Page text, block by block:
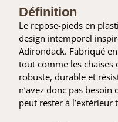
Définition
Le repose-pieds en
design intemporel
Adirondack. Fabriqué
tout comme les chaises
robuste, durable et
n’avez donc pas
peut rester à l’extérieur